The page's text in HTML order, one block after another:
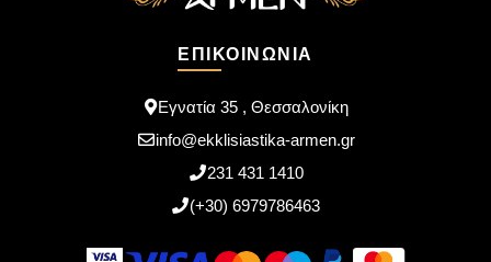
ΕΠΙΚΟΙΝΩΝΊΑ
Εγνατία 35 , Θεσσαλονίκη
info@ekklisiastika-armen.gr
231 431 1410
(+30) 6979786463